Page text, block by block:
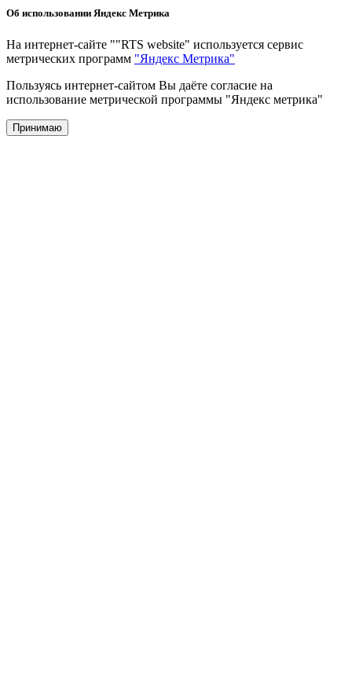
Об использовании Яндекс Метрика
На интернет-сайте ""RTS website" используется сервис
метрических программ "Яндекс Метрика"
Пользуясь интернет-сайтом Вы даёте согласие на
использование метрической программы "Яндекс метрика"
Принимаю